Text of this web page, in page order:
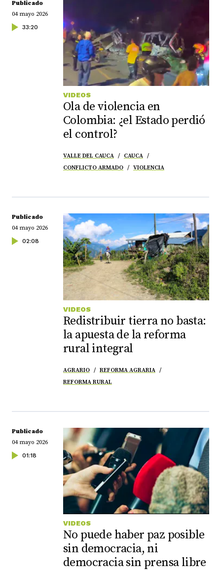
Publicado
04 mayo 2026
33:20
VIDEOS
Ola de violencia en
Colombia: ¿el Estado perdió
el control?
VALLE DEL CAUCA
CAUCA
CONFLICTO ARMADO
VIOLENCIA
Publicado
04 mayo 2026
02:08
VIDEOS
Redistribuir tierra no basta:
la apuesta de la reforma
rural integral
AGRARIO
REFORMA AGRARIA
REFORMA RURAL
Publicado
04 mayo 2026
01:18
VIDEOS
No puede haber paz posible
sin democracia, ni
democracia sin prensa libre